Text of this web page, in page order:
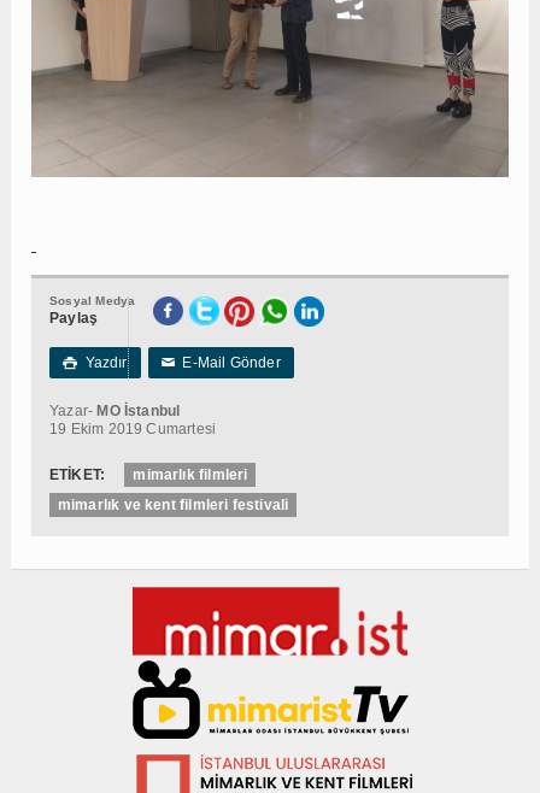
Sosyal Medya
Paylaş
 Yazdır ✉E-Mail Gönder
Yazar-MO İstanbul
19 Ekim 2019 Cumartesi
ETİKET:
mimarlık filmleri
mimarlık ve kent filmleri festivali